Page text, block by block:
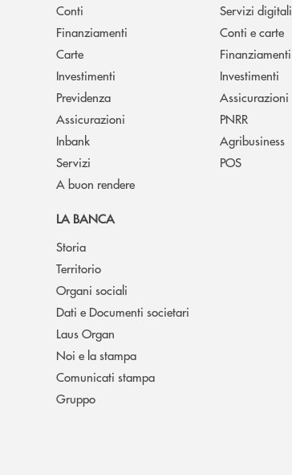
Conti
Finanziamenti
Carte
Investimenti
Previdenza
Assicurazioni
Inbank
Servizi
A buon rendere
Servizi digitali
Conti e carte
Finanziamenti
Investimenti
Assicurazioni
PNRR
Agribusiness
POS
LA BANCA
Storia
Territorio
Organi sociali
Dati e Documenti societari
Laus Organ
Noi e la stampa
Comunicati stampa
Gruppo